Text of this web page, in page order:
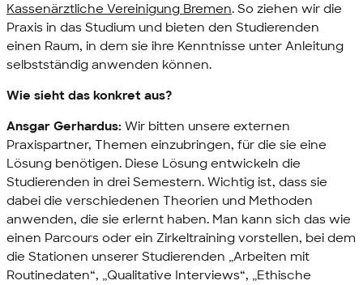
Kassenärztliche Vereinigung Bremen. So ziehen wir die
Praxis in das Studium und bieten den Studierenden
einen Raum, in dem sie ihre Kenntnisse unter Anleitung
selbstständig anwenden können.
Wie sieht das konkret aus?
Ansgar Gerhardus: Wir bitten unsere externen
Praxispartner, Themen einzubringen, für die sie eine
Lösung benötigen. Diese Lösung entwickeln die
Studierenden in drei Semestern. Wichtig ist, dass sie
dabei die verschiedenen Theorien und Methoden
anwenden, die sie erlernt haben. Man kann sich das wie
einen Parcours oder ein Zirkeltraining vorstellen, bei dem
die Stationen unserer Studierenden „Arbeiten mit
Routinedaten“, „Qualitative Interviews“, „Ethische